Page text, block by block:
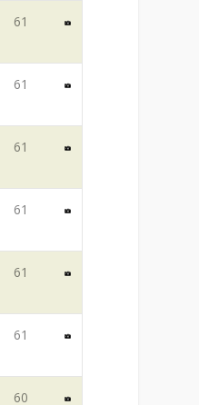
61
61
61
61
61
61
60